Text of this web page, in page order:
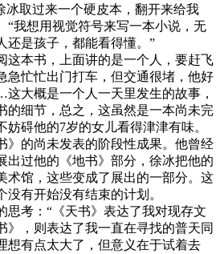
冰取过来一个硬皮本，翻开来给我
“我想用视觉符号来写一本小说，无
还是孩子，都能看得懂。”
这本书，上面讲的是一个人，要赶飞
急忙忙出门打车，但交通很堵，他好
大概是一个人一天里发生的故事，
的细节，总之，这虽然是一本尚未完
妨碍他的7岁的女儿看得津津有味。
》的尚未发表的阶段性成果。他曾经
出过他的《地书》部分，徐冰把他的
术馆，这些变成了展出的一部分。这
有开始没有结束的计划。
思考：“《天书》表达了我对现存文
》，则表达了我一直在寻找的普天同
想有点太大了，但意义在于试着去